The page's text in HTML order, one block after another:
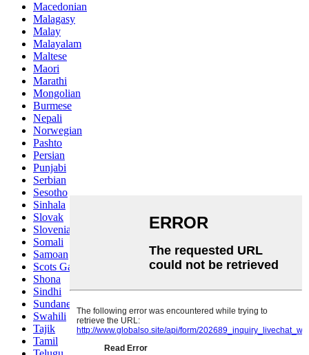
Macedonian
Malagasy
Malay
Malayalam
Maltese
Maori
Marathi
Mongolian
Burmese
Nepali
Norwegian
Pashto
Persian
Punjabi
Serbian
Sesotho
Sinhala
Slovak
Slovenian
Somali
Samoan
Scots Gaelic
Shona
Sindhi
Sundanese
Swahili
Tajik
Tamil